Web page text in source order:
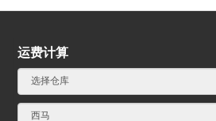
运费计算